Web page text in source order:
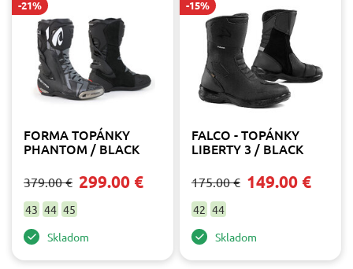
hnedá
šedá
-21%
FORMA TOPÁNKY
PHANTOM / BLACK
379.00 € 299.00 €
43 44 45
Skladom
-15%
FALCO - TOPÁNKY
LIBERTY 3 / BLACK
175.00 € 149.00 €
42 44
Skladom